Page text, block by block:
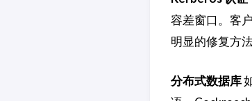
容差窗口。客
明显的修复方
分布式数据库